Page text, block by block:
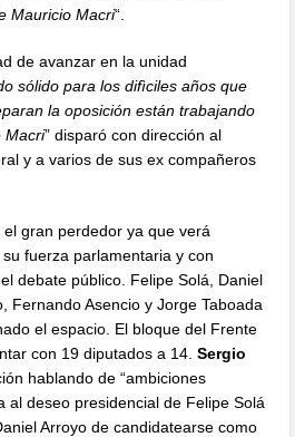
Mauricio Macri“.
de avanzar en la unidad
sólido para los difìciles años que
la oposición están trabajando
Macri” disparó con dirección al
y a varios de sus ex compañeros
gran perdedor ya que verá
fuerza parlamentaria y con
debate público. Felipe Solá, Daniel
Fernando Asencio y Jorge Taboada
el espacio. El bloque del Frente
con 19 diputados a 14.Sergio
hablando de “ambiciones
al deseo presidencial de Felipe Solá
Arroyo de candidatearse como